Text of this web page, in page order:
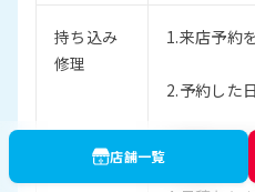
持ち込み
修理
1.来店予約
2.予約した
3.症状を伝
店舗一覧